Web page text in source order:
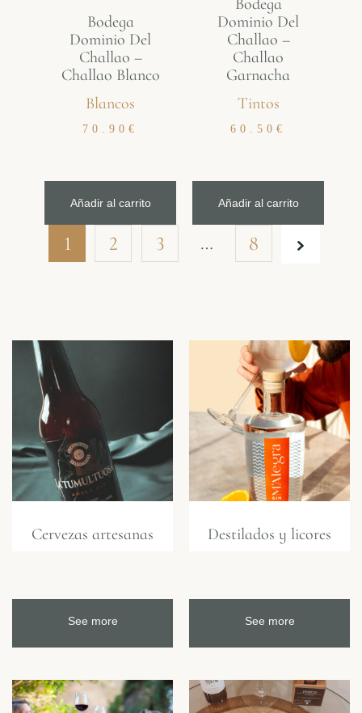
Bodega
Dominio Del
Challao –
Challao Blanco
Blancos
70.90 €
Añadir al carrito
Bodega
Dominio Del
Challao –
Challao
Garnacha
Tintos
60.50 €
Añadir al carrito
1 2 3 … 8
Cervezas artesanas
See more
Destilados y licores
See more